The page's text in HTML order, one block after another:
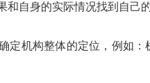
自身的实际情况找到自己
定机构整体的定位，例如